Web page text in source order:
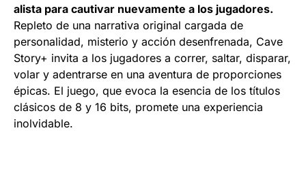
alista para cautivar nuevamente a los jugadores.
Repleto de una narrativa original cargada de
personalidad, misterio y acción desenfrenada, Cave
Story+ invita a los jugadores a correr, saltar, disparar,
volar y adentrarse en una aventura de proporciones
épicas. El juego, que evoca la esencia de los títulos
clásicos de 8 y 16 bits, promete una experiencia
inolvidable.